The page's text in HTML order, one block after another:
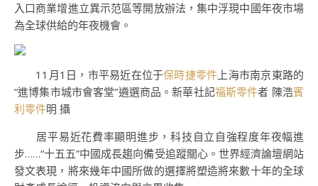
入口商業增進立異示范區等開放辦法，集中浮現中國年夜市場
為全球供給的年夜機會。
11月1日，市平易近在位于保時捷零件 上海市南京東路的
“進博集市城市會客堂”遴選商品。新華社記福斯零件者 陳浩賓
利零件明 攝
居平易近花費率顯明進步，科技自立自強程度年夜幅進
步……“十五五”中國成長趨向備受追蹤關心。世界經濟論壇網站
發文表現，將來幾年中國所做的選擇將塑造將來數十年的全球